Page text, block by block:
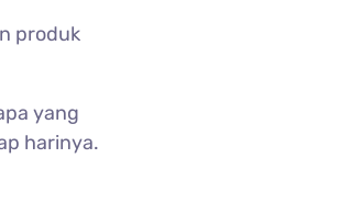
produk
yang
harinya.